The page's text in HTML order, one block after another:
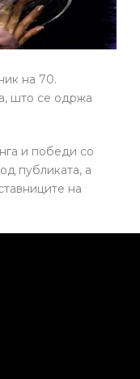
на 70.
што се одржа
и победи со
публиката, а
на